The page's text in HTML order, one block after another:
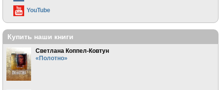
YouTube
Купить наши книги
Светлана Коппел-Ковтун
«Полотно»